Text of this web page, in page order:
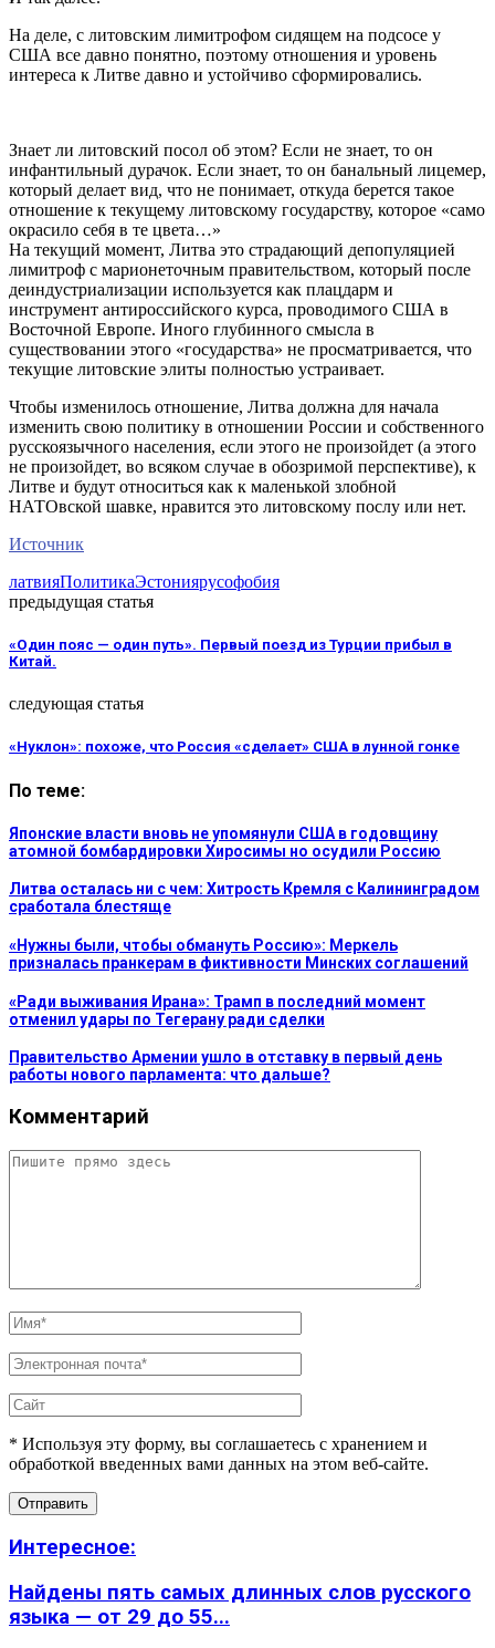
На деле, с литовским лимитрофом сидящем на подсосе у
США все давно понятно, поэтому отношения и уровень
интереса к Литве давно и устойчиво сформировались.
Знает ли литовский посол об этом? Если не знает, то он
инфантильный дурачок. Если знает, то он банальный лицемер,
который делает вид, что не понимает, откуда берется такое
отношение к текущему литовскому государству, которое «само
окрасило себя в те цвета…»
На текущий момент, Литва это страдающий депопуляцией
лимитроф с марионеточным правительством, который после
деиндустриализации используется как плацдарм и
инструмент антироссийского курса, проводимого США в
Восточной Европе. Иного глубинного смысла в
существовании этого «государства» не просматривается, что
текущие литовские элиты полностью устраивает.
Чтобы изменилось отношение, Литва должна для начала
изменить свою политику в отношении России и собственного
русскоязычного населения, если этого не произойдет (а этого
не произойдет, во всяком случае в обозримой перспективе), к
Литве и будут относиться как к маленькой злобной
НАТОвской шавке, нравится это литовскому послу или нет.
Источник
латвияПолитикаЭстониярусофобия
предыдущая статья
«Один пояс — один путь». Первый поезд из Турции прибыл в
Китай.
следующая статья
«Нуклон»: похоже, что Россия «сделает» США в лунной гонке
По теме:
Японские власти вновь не упомянули США в годовщину
атомной бомбардировки Хиросимы но осудили Россию
Литва осталась ни с чем: Хитрость Кремля с Калининградом
сработала блестяще
«Нужны были, чтобы обмануть Россию»: Меркель
призналась пранкерам в фиктивности Минских соглашений
«Ради выживания Ирана»: Трамп в последний момент
отменил удары по Тегерану ради сделки
Правительство Армении ушло в отставку в первый день
работы нового парламента: что дальше?
Комментарий
* Используя эту форму, вы соглашаетесь с хранением и
обработкой введенных вами данных на этом веб-сайте.
Интересное:
Найдены пять самых длинных слов русского
языка — от 29 до 55...